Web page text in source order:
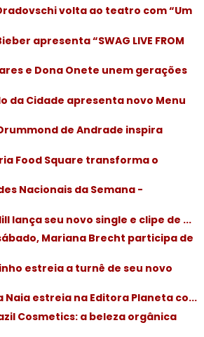
volta ao teatro com “Um
apresenta “SWAG LIVE FROM
e Dona Onete unem gerações
da Cidade apresenta novo Menu
de Andrade inspira
Food Square transforma o
Nacionais da Semana -
lança seu novo single e clipe de ...
Mariana Brecht participa de
estreia a turnê de seu novo
Naia estreia na Editora Planeta co...
Cosmetics: a beleza orgânica